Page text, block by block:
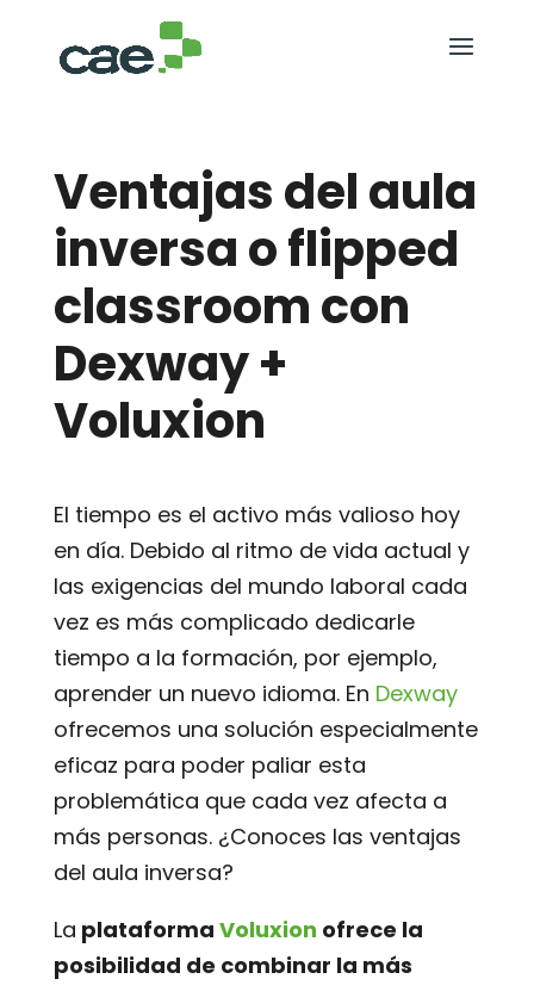
Ventajas del aula
inversa o flipped
classroom con
Dexway +
Voluxion
El tiempo es el activo más valioso hoy
en día. Debido al ritmo de vida actual y
las exigencias del mundo laboral cada
vez es más complicado dedicarle
tiempo a la formación, por ejemplo,
aprender un nuevo idioma. En Dexway
ofrecemos una solución especialmente
eficaz para poder paliar esta
problemática que cada vez afecta a
más personas. ¿Conoces las ventajas
del aula inversa?
La plataforma Voluxion ofrece la
posibilidad de combinar la más